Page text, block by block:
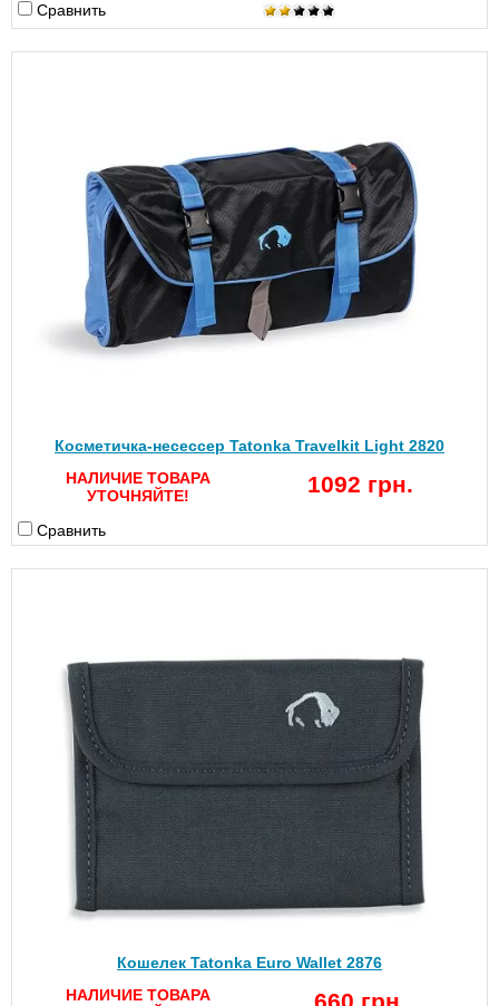
Сравнить
Косметичка-несессер Tatonka Travelkit Light 2820
НАЛИЧИЕ ТОВАРА
УТОЧНЯЙТЕ!
1092 грн.
Сравнить
Кошелек Tatonka Euro Wallet 2876
НАЛИЧИЕ ТОВАРА